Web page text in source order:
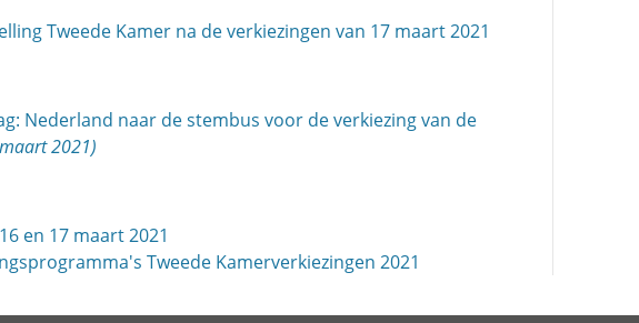
Tweede Kamer na de verkiezingen van 17 maart 2021
Nederland naar de stembus voor de verkiezing van de
2021)
en 17 maart 2021
Tweede Kamerverkiezingen 2021